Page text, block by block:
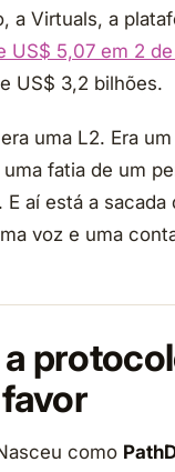
a Virtuals, a
US$ 5,07 em 2
US$ 3,2 bilhões.
uma L2. Era
fatia de um
aí está a
voz e uma
como